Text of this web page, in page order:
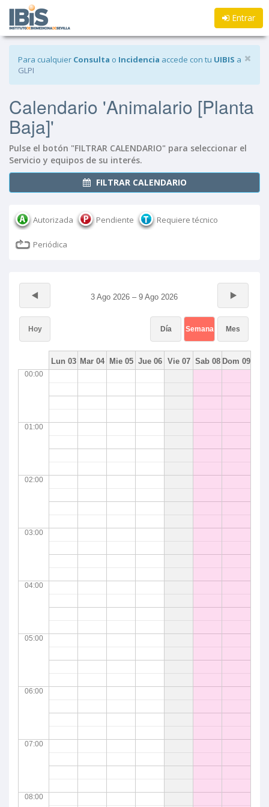
Entrar
Para cualquier Consulta o Incidencia accede con tu UIBIS a
GLPI
Calendario Animalario [Planta
Baja]
Pulse el botón "FILTRAR CALENDARIO" para seleccionar el
Servicio y equipos de su interés.
FILTRAR CALENDARIO
Autorizada Pendiente Requiere técnico
Periódica
Hoy
3 Ago 2026 – 9 Ago 2026
Mes
Semana
Día
Lun 03 Mar 04 Mie 05 Jue 06 Vie 07 Sab 08 Dom 09
00:00
01:00
02:00
03:00
04:00
05:00
06:00
07:00
08:00